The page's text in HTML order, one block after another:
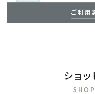
ショ